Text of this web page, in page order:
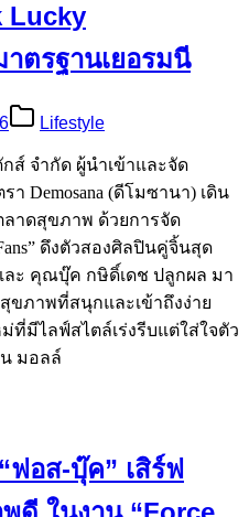
Lucky
ตรฐานเยอรมนี
Lifestyle
ส์ จำกัด ผู้นำเข้าและจัด
Demosana (ดีโมซานา) เดิน
าดสุขภาพ ด้วยการจัด
ดึงตัวสองศิลปินคู่จิ้นสุด
ะ คุณบุ๊ค กษิดิ์เดช ปลูกผล มา
ขภาพที่สนุกและเข้าถึงง่าย
มีไลฟ์สไตล์เร่งรีบแต่ใส่ใจตัว
มอลล์
อส-บุ๊ค” เสิร์ฟ